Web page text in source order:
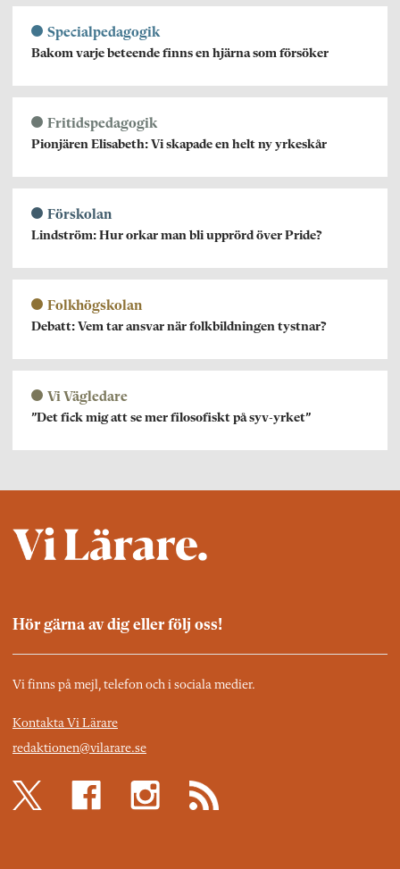
Specialpedagogik
Bakom varje beteende finns en hjärna som försöker
Fritidspedagogik
Pionjären Elisabeth: Vi skapade en helt ny yrkeskår
Förskolan
Lindström: Hur orkar man bli upprörd över Pride?
Folkhögskolan
Debatt: Vem tar ansvar när folkbildningen tystnar?
Vi Vägledare
”Det fick mig att se mer filosofiskt på syv-yrket”
Hör gärna av dig eller följ oss!
Vi finns på mejl, telefon och i sociala medier.
Kontakta Vi Lärare
redaktionen@vilarare.se